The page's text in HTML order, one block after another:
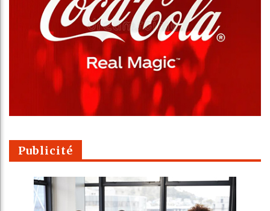
Publicité